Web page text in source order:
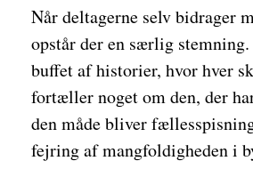
Når deltagerne selv bidrager
opstår der en særlig
buffet af historier, hvor hver
fortæller noget om den, der
den måde bliver
fejring af mangfoldigheden i